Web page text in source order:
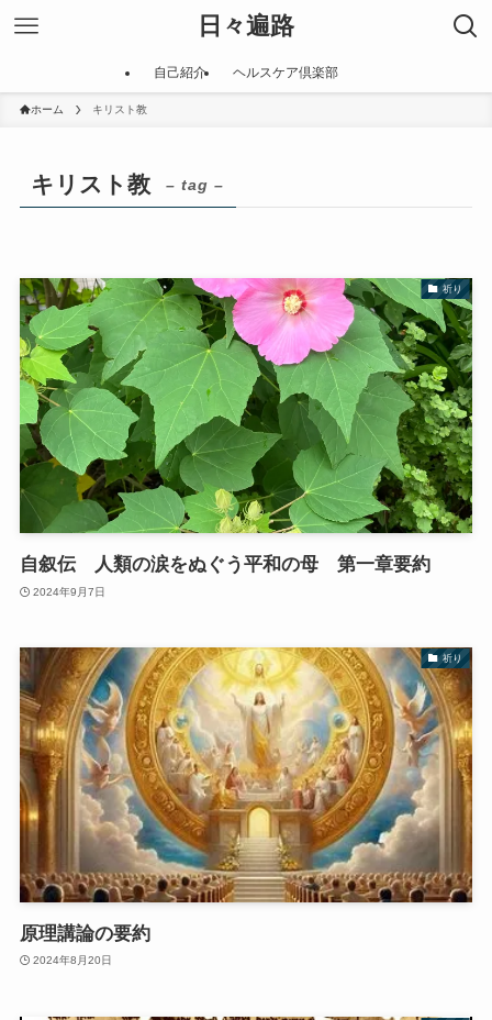
日々遍路
自己紹介 ヘルスケア倶楽部
ホーム キリスト教
キリスト教 – tag –
祈り
自叙伝 人類の涙をぬぐう平和の母 第一章要約
2024年9月7日
祈り
原理講論の要約
2024年8月20日